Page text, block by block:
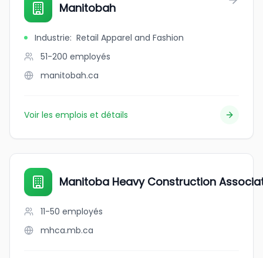
Manitobah
Industrie: Retail Apparel and Fashion
51-200 employés
manitobah.ca
Voir les emplois et détails
Manitoba Heavy Construction
11-50 employés
mhca.mb.ca